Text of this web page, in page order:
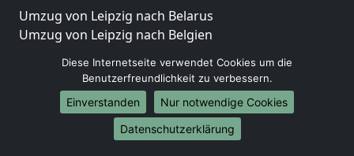
Umzug von Leipzig nach Belarus
Umzug von Leipzig nach Belgien
Umzug von Leipzig nach Dänemark
Umzug von Leipzig nach England
Umzug von Leipzig nach Portugal
Umzug von Leipzig nach Bosnien und Herzegowina
Diese Internetseite verwendet Cookies um die
Benutzerfreundlichkeit zu verbessern.
Einverstanden
Nur notwendige Cookies
Datenschutzerklärung